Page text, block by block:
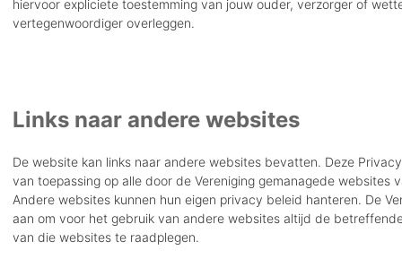
hiervoor expliciete toestemming van jouw ouder, verzorger of
vertegenwoordiger overleggen.
Links naar andere websites
De website kan links naar andere websites bevatten. Deze
van toepassing op alle door de Vereniging gemanagede websites
Andere websites kunnen hun eigen privacy beleid hanteren. De
aan om voor het gebruik van andere websites altijd de
van die websites te raadplegen.